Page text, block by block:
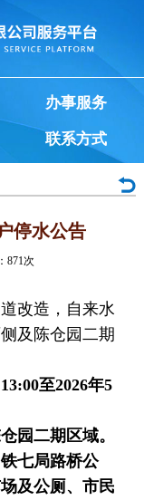
办事服务
联系方式
停水公告
871次
改造，自来水
及陈仓园二期
至2026年5
园二期区域。
七局路桥公
及公厕、市民